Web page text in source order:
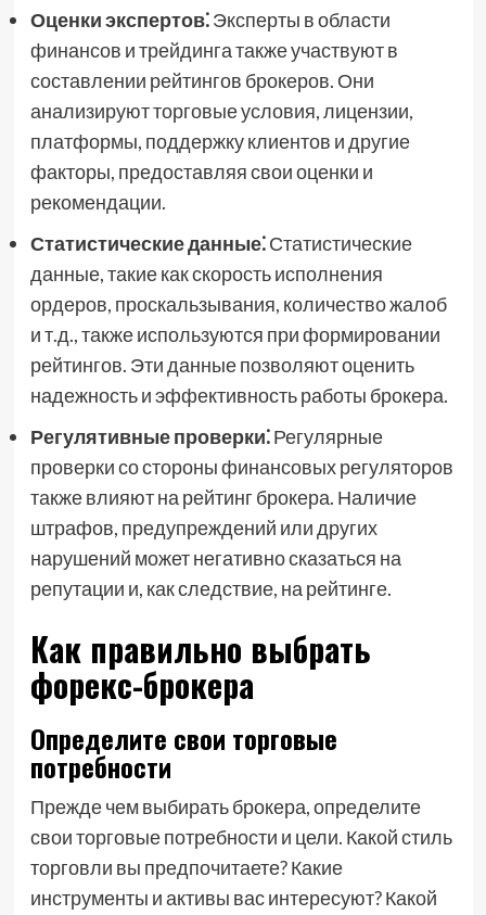
Оценки экспертов⁚Эксперты в области
финансов и трейдинга также участвуют в
составлении рейтингов брокеров. Они
анализируют торговые условия, лицензии,
платформы, поддержку клиентов и другие
факторы, предоставляя свои оценки и
рекомендации.
Статистические данные⁚Статистические
данные, такие как скорость исполнения
ордеров, проскальзывания, количество жалоб
и т.д., также используются при формировании
рейтингов. Эти данные позволяют оценить
надежность и эффективность работы брокера.
Регулятивные проверки⁚Регулярные
проверки со стороны финансовых регуляторов
также влияют на рейтинг брокера. Наличие
штрафов, предупреждений или других
нарушений может негативно сказаться на
репутации и, как следствие, на рейтинге.
Как правильно выбрать
форекс-брокера
Определите свои торговые
потребности
Прежде чем выбирать брокера, определите
свои торговые потребности и цели. Какой стиль
торговли вы предпочитаете? Какие
инструменты и активы вас интересуют? Какой